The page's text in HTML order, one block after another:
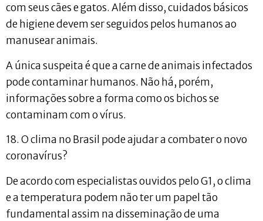
com seus cães e gatos. Além disso, cuidados básicos
de higiene devem ser seguidos pelos humanos ao
manusear animais.
A única suspeita é que a carne de animais infectados
pode contaminar humanos. Não há, porém,
informações sobre a forma como os bichos se
contaminam com o vírus.
18. O clima no Brasil pode ajudar a combater o novo
coronavírus?
De acordo com especialistas ouvidos pelo G1, o clima
e a temperatura podem não ter um papel tão
fundamental assim na disseminação de uma